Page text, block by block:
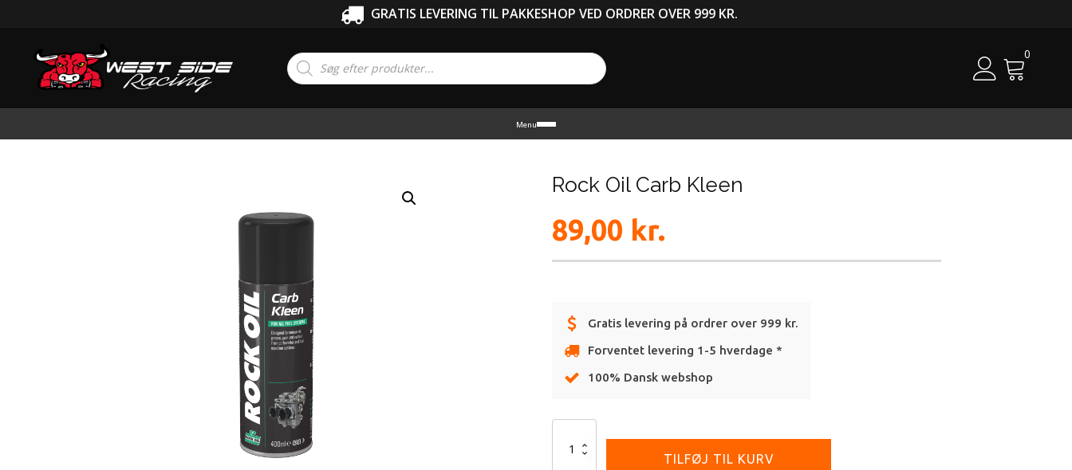
GRATIS LEVERING TIL PAKKESHOP VED ORDRER OVER 999 KR.
Products
search
0
Menu
Rock Oil Carb Kleen
89,00 kr.
Gratis levering på ordrer over 999 kr.
Forventet levering 1-5 hverdage *
100% Dansk webshop
TILFØJ TIL KURV